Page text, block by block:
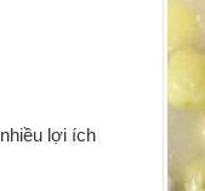
lợi ích